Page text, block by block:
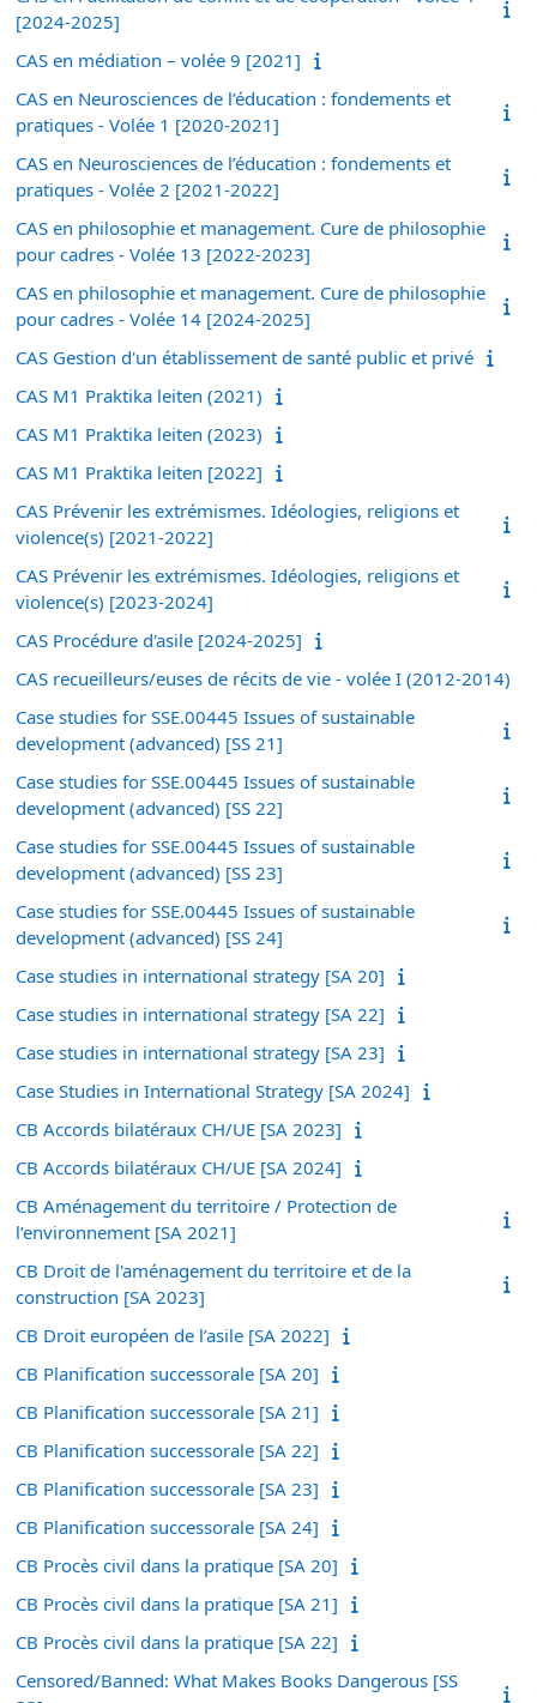
[2024-2025]
CAS en médiation – volée 9 [2021]
CAS en Neurosciences de l’éducation : fondements et
pratiques - Volée 1 [2020-2021]
CAS en Neurosciences de l’éducation : fondements et
pratiques - Volée 2 [2021-2022]
CAS en philosophie et management. Cure de philosophie
pour cadres - Volée 13 [2022-2023]
CAS en philosophie et management. Cure de philosophie
pour cadres - Volée 14 [2024-2025]
CAS Gestion d'un établissement de santé public et privé
CAS M1 Praktika leiten (2021)
CAS M1 Praktika leiten (2023)
CAS M1 Praktika leiten [2022]
CAS Prévenir les extrémismes. Idéologies, religions et
violence(s) [2021-2022]
CAS Prévenir les extrémismes. Idéologies, religions et
violence(s) [2023-2024]
CAS Procédure d'asile [2024-2025]
CAS recueilleurs/euses de récits de vie - volée I (2012-2014)
Case studies for SSE.00445 Issues of sustainable
development (advanced) [SS 21]
Case studies for SSE.00445 Issues of sustainable
development (advanced) [SS 22]
Case studies for SSE.00445 Issues of sustainable
development (advanced) [SS 23]
Case studies for SSE.00445 Issues of sustainable
development (advanced) [SS 24]
Case studies in international strategy [SA 20]
Case studies in international strategy [SA 22]
Case studies in international strategy [SA 23]
Case Studies in International Strategy [SA 2024]
CB Accords bilatéraux CH/UE [SA 2023]
CB Accords bilatéraux CH/UE [SA 2024]
CB Aménagement du territoire / Protection de
l’environnement [SA 2021]
CB Droit de l'aménagement du territoire et de la
construction [SA 2023]
CB Droit européen de l’asile [SA 2022]
CB Planification successorale [SA 20]
CB Planification successorale [SA 21]
CB Planification successorale [SA 22]
CB Planification successorale [SA 23]
CB Planification successorale [SA 24]
CB Procès civil dans la pratique [SA 20]
CB Procès civil dans la pratique [SA 21]
CB Procès civil dans la pratique [SA 22]
Censored/Banned: What Makes Books Dangerous [SS